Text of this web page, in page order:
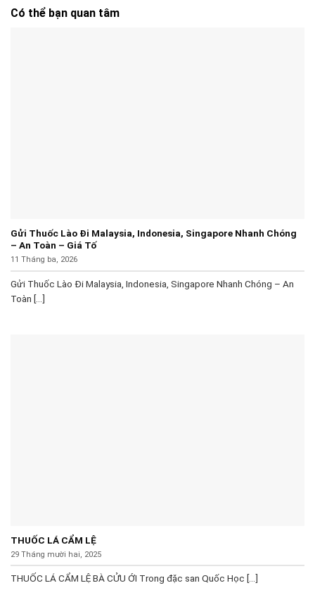
Có thể bạn quan tâm
Gửi Thuốc Lào Đi Malaysia, Indonesia, Singapore Nhanh Chóng
– An Toàn – Giá Tố
11 Tháng ba, 2026
Gửi Thuốc Lào Đi Malaysia, Indonesia, Singapore Nhanh Chóng – An
Toàn [...]
THUỐC LÁ CẨM LỆ
29 Tháng mười hai, 2025
THUỐC LÁ CẨM LỆ BÀ CỬU ỚI Trong đặc san Quốc Học [...]